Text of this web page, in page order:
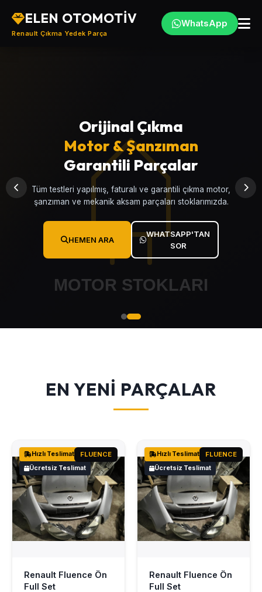
ELEN OTOMOTİV
Renault Çıkma Yedek Parça
WhatsApp
Türkiye'nin
Renault, Çıkma
Yedek Parça Merkezi
Clio, Megane, Fluence, Symbol, Kangoo, Talisman ve
tüm Renault modellerine ait garantili çıkma yedek parçalar.
HEMEN ARA
WHATSAPP'TAN
SOR
Orijinal Çıkma
Motor & Şanzıman
Garantili Parçalar
Tüm testleri yapılmış, faturalı ve garantili çıkma motor,
şanzıman ve mekanik aksam parçaları stoklarımızda.
HEMEN ARA
WHATSAPP'TAN
SOR
EN YENİ PARÇALAR
Hızlı Teslimat
Ücretsiz Teslimat
FLUENCE
Renault Fluence Ön
Full Set
Hızlı Teslimat
Ücretsiz Teslimat
FLUENCE
Renault Fluence Ön
Full Set